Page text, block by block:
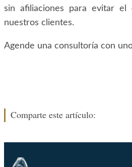
sin afiliaciones para evitar el
nuestros clientes.
Agende una consultoría con
Comparte este artículo: